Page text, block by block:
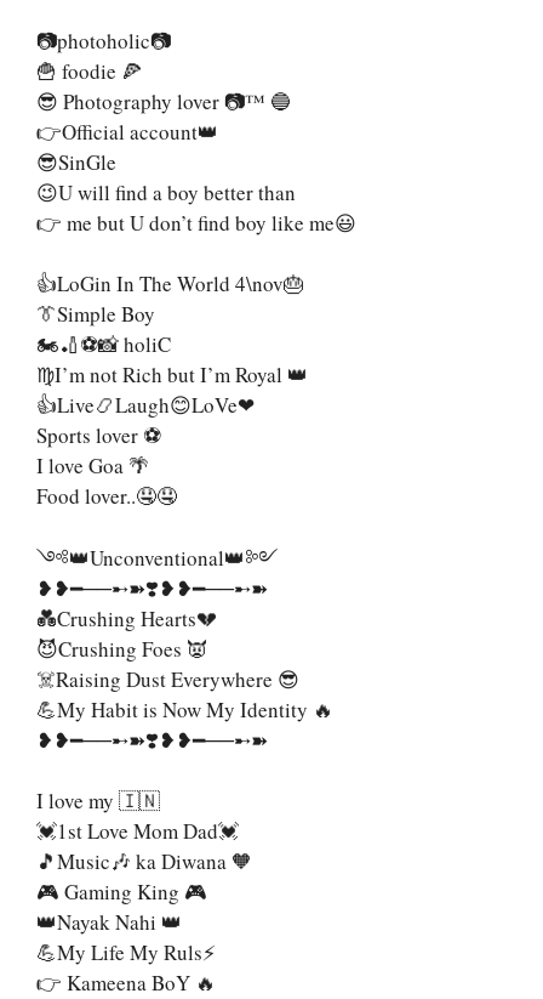
📷photoholic📷
🍟 foodie 🍕
😎 Photography lover 📷™ 🔵
👉Official account👑
😎SinGle
😉U will find a boy better than
👉 me but U don’t find boy like me😃
👍LoGin In The World 4\nov🎂
👔Simple Boy
🏍🏏⚽📸 holiC
♍I’m not Rich but I’m Royal 👑
👍Live📿Laugh😊LoVe❤
Sports lover ⚽
I love Goa 🌴
Food lover..🤤🤤
༺👑Unconventional👑༻
❥❥━──➸➽❣️❥❥━──➸➽
💑Crushing Hearts💔
😈Crushing Foes 👿
☠️Raising Dust Everywhere 😎
💪My Habit is Now My Identity 🔥
❥❥━──➸➽❣️❥❥━──➸➽
I love my 🇮🇳
💓1st Love Mom Dad💓
🎵Music🎶 ka Diwana 🧡
🎮 Gaming King 🎮
👑Nayak Nahi 👑
💪My Life My Ruls⚡
👉 Kameena BoY 🔥